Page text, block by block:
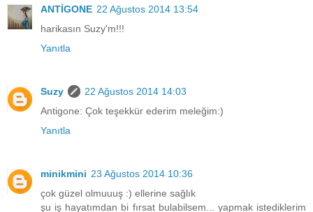
ANTİGONE 22 Ağustos 2014 13:54
harikasın Suzy'm!!!
Yanıtla
Suzy
22 Ağustos 2014 14:03
Antigone: Çok teşekkür ederim meleğim:)
Yanıtla
minikmini 23 Ağustos 2014 10:36
çok güzel olmuuuş :) ellerine sağlık
şu iş hayatımdan bi fırsat bulabilsem... yapmak istediklerim